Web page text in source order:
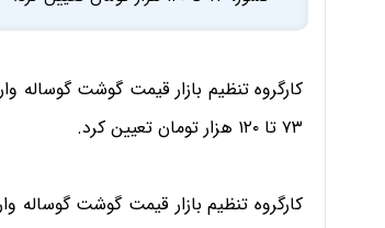
کارگروه تنظیم بازار قیمت گوشت گوساله
۷۳ تا ۱۲۰ هزار تومان تعیین کرد.
کارگروه تنظیم بازار قیمت گوشت گوساله